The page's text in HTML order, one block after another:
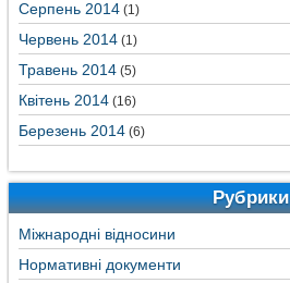
Серпень 2014 (1)
Червень 2014 (1)
Травень 2014 (5)
Квітень 2014 (16)
Березень 2014 (6)
Рубрики
Міжнародні відносини
Нормативні документи